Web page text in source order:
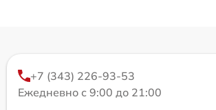
+7 (343) 226-93-53
Ежедневно с 9:00 до 21:00